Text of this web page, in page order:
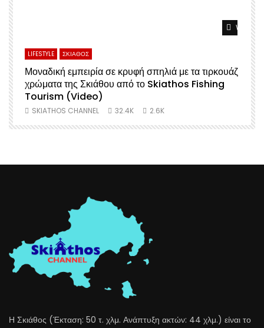
Watch
LIFESTYLE ΣΚΙΑΘΟΣ
Μοναδική εμπειρία σε κρυφή σπηλιά με τα τιρκουάζ
χρώματα της Σκιάθου από το Skiathos Fishing
Tourism (Video)
SKIATHOS CHANNEL 32.4K 2.6K
Η Σκιάθος (Έκταση: 50 τ. χλμ. Ανάπτυξη ακτών: 44 χλμ.) είναι το